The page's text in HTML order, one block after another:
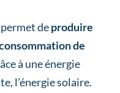
deproduire
de
à une énergie
l’énergie solaire.